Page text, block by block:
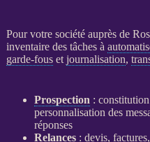
Pour votre société auprès de
inventaire des tâches à
garde-fouset journalisation,
Prospection :
personnalisation des
réponses
Relances: devis,